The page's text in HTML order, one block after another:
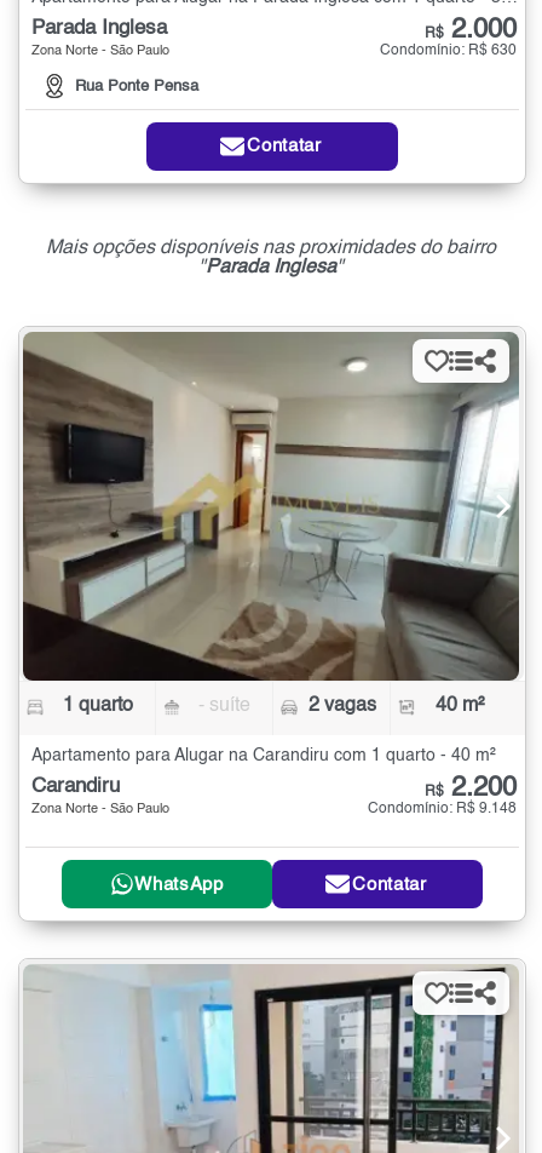
Parada Inglesa
Zona Norte - São Paulo
Rua Ponte Pensa
R$ 2.000
Condomínio: R$ 630
Contatar
Mais opções disponíveis nas proximidades do bairro
"Parada Inglesa"
1 quarto - suíte 2 vagas 40 m²
Apartamento para Alugar na Carandiru com 1 quarto - 40 m²
Carandiru
Zona Norte - São Paulo
R$ 2.200
Condomínio: R$ 9.148
WhatsApp Contatar